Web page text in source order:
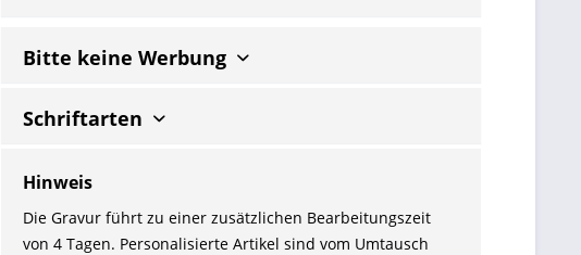
Bitte keine Werbung
Schriftarten
Hinweis
Die Gravur führt zu einer zusätzlichen Bearbeitungszeit
von 4 Tagen. Personalisierte Artikel sind vom Umtausch